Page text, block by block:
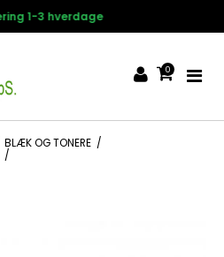
14 dages fortrydelsesret
0
BLÆK OG TONERE /
/